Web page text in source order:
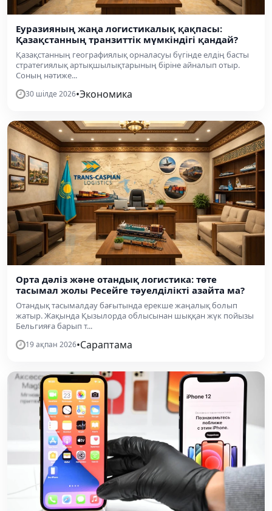
Еуразияның жаңа логистикалық қақпасы:
Қазақстанның транзиттік мүмкіндігі қандай?
Қазақстанның географиялық орналасуы бүгінде елдің басты
стратегиялық артықшылықтарының біріне айналып отыр.
Соның нәтиже...
30 шілде 2026•Экономика
Орта дәліз және отандық логистика: төте
тасымал жолы Ресейге тәуелділікті азайта ма?
Отандық тасымалдау бағытында ерекше жаңалық болып
жатыр. Жақында Қызылорда облысынан шыққан жүк пойызы
Бельгияға барып т...
19 ақпан 2026•Сараптама